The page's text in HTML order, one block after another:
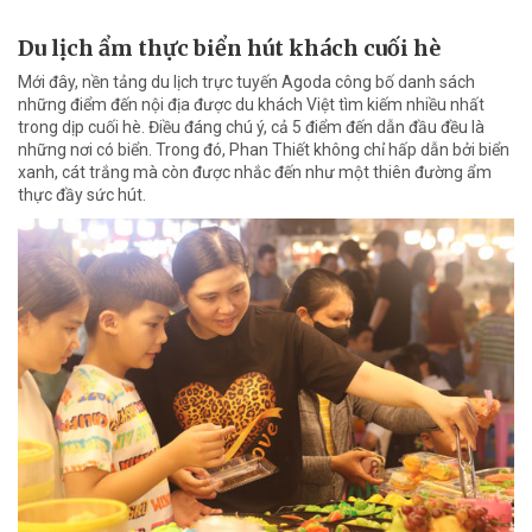
Du lịch ẩm thực biển hút khách cuối hè
Mới đây, nền tảng du lịch trực tuyến Agoda công bố danh sách
những điểm đến nội địa được du khách Việt tìm kiếm nhiều nhất
trong dịp cuối hè. Điều đáng chú ý, cả 5 điểm đến dẫn đầu đều là
những nơi có biển. Trong đó, Phan Thiết không chỉ hấp dẫn bởi biển
xanh, cát trắng mà còn được nhắc đến như một thiên đường ẩm
thực đầy sức hút.